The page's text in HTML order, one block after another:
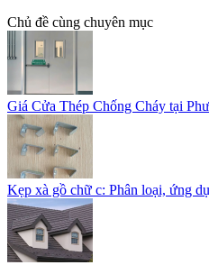
Chủ đề cùng chuyên mục
Giá Cửa Thép Chống Cháy tại
Kẹp xà gồ chữ c: Phân loại, ứng